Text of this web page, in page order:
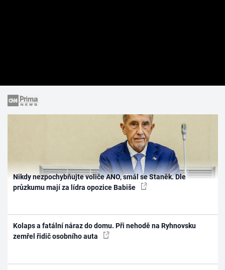
Nikdy nezpochybňujte voliče ANO, smál se Staněk. Dle
průzkumu mají za lídra opozice Babiše
Kolaps a fatální náraz do domu. Při nehodě na Ryhnovsku
zemřel řidič osobního auta